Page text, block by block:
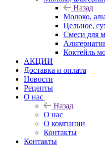
Назад
Молоко,
Цельное,
Смеси для
Коктейль
АКЦИИ
Доставка и оплата
Новости
Рецепты
О нас
Назад
О нас
О компании
Контакты
Контакты